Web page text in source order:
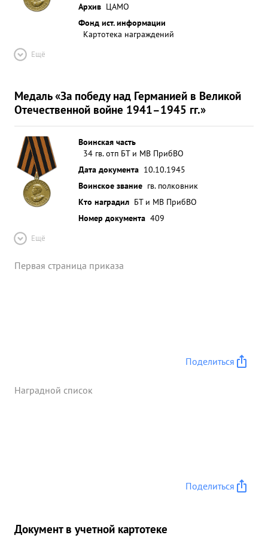
Архив ЦАМО
Фонд ист. информации
Картотека награждений
Ещё
Медаль «За победу над Германией в Великой
Отечественной войне 1941–1945 гг.»
Воинская часть
34 гв. отп БТ и МВ ПрибВО
Дата документа 10.10.1945
Воинское звание гв. полковник
Кто наградил БТ и МВ ПрибВО
Номер документа 409
Ещё
Первая страница приказа
Поделиться
Наградной список
Поделиться
Документ в учетной картотеке